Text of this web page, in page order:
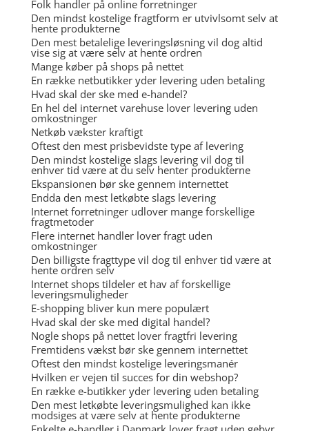
Folk handler på online forretninger
Den mindst kostelige fragtform er utvivlsomt selv at
hente produkterne
Den mest betalelige leveringsløsning vil dog altid
vise sig at være selv at hente ordren
Mange køber på shops på nettet
En række netbutikker yder levering uden betaling
Hvad skal der ske med e-handel?
En hel del internet varehuse lover levering uden
omkostninger
Netkøb vækster kraftigt
Oftest den mest prisbevidste type af levering
Den mindst kostelige slags levering vil dog til
enhver tid være at du selv henter produkterne
Ekspansionen bør ske gennem internettet
Endda den mest letkøbte slags levering
Internet forretninger udlover mange forskellige
fragtmetoder
Flere internet handler lover fragt uden
omkostninger
Den billigste fragttype vil dog til enhver tid være at
hente ordren selv
Internet shops tildeler et hav af forskellige
leveringsmuligheder
E-shopping bliver kun mere populært
Hvad skal der ske med digital handel?
Nogle shops på nettet lover fragtfri levering
Fremtidens vækst bør ske gennem internettet
Oftest den mindst kostelige leveringsmanér
Hvilken er vejen til succes for din webshop?
En række e-butikker yder levering uden betaling
Den mest letkøbte leveringsmulighed kan ikke
modsiges at være selv at hente produkterne